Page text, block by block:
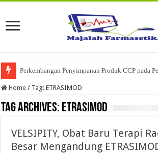
Perkembangan Penyimpanan Produk CCP pada
Home / Tag:ETRASIMOD
Tag Archives: ETRASIMOD
VELSIPITY, Obat Baru Terapi
Besar Mengandung